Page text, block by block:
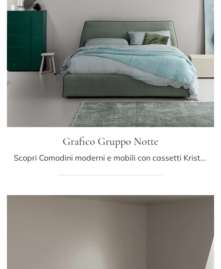
Grafico Gruppo Notte
Scopri Comodini moderni e mobili con cassetti Kristalia! Il modello Grafico Gruppo Notte costruito in laccato opaco è l'acquisto perfetto.